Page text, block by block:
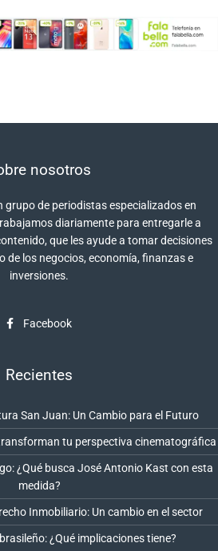
nosotros
grupo de periodistas especializados en
diariamente para entregarle a
que les ayude a tomar decisiones
de los negocios, economía, finanzas e
inversiones.
Facebook
Recientes
San Juan: Un Cambio para el Futuro
tu perspectiva cinematográfica
¿Qué busca José Antonio Kast con esta
medida?
Inmobiliario: Un cambio en el sector
¿Qué implicaciones tiene?